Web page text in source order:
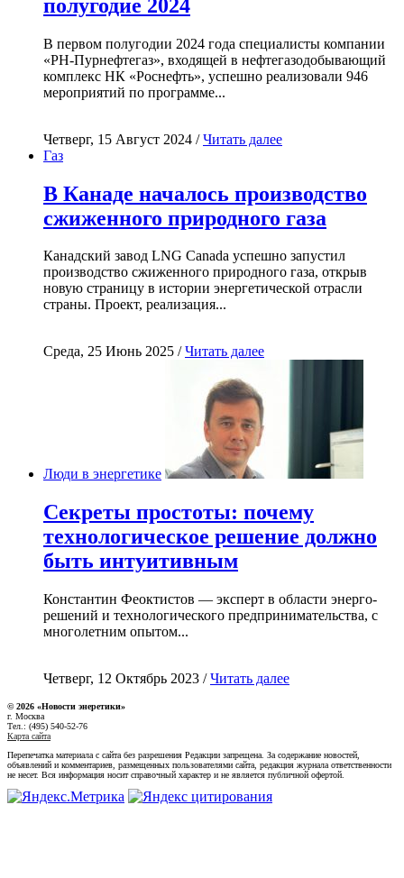
полугодие 2024
В первом полугодии 2024 года специалисты компании
«РН-Пурнефтегаз», входящей в нефтегазодобывающий
комплекс НК «Роснефть», успешно реализовали 946
мероприятий по программе...
Четверг, 15 Август 2024 /Читать далее
Газ
В Канаде началось производство
сжиженного природного газа
Канадский завод LNG Canada успешно запустил
производство сжиженного природного газа, открыв
новую страницу в истории энергетической отрасли
страны. Проект, реализация...
Среда, 25 Июнь 2025 /Читать далее
Люди в энергетике
Секреты простоты: почему
технологическое решение должно
быть интуитивным
Константин Феоктистов — эксперт в области энерго-
решений и технологического предпринимательства, с
многолетним опытом...
Четверг, 12 Октябрь 2023 /Читать далее
© 2026 «Новости энеретики»
г. Москва
Тел.: (495) 540-52-76
Карта сайта
Перепечатка материала с сайта без разрешения Редакции запрещена. За содержание новостей,
объявлений и комментариев, размещенных пользователями сайта, редакция журнала ответственности
не несет. Вся информация носит справочный характер и не является публичной офертой.